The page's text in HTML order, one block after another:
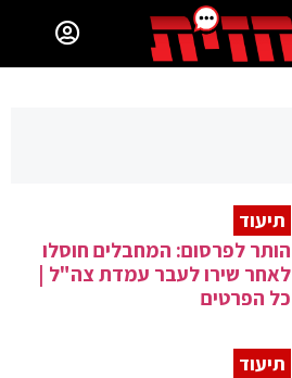
תיעוד
הותר לפרסום: המחבלים חוסלו
לאחר שירו לעבר עמדת צה"ל |
כל הפרטים
תיעוד